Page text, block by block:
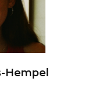
Hempel